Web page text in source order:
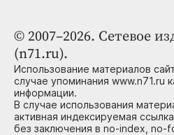
© 2007–2026. Сетевое
(n71.ru).
Использование материалов
случае упоминания www.n71.ru
информации.
В случае использования
активная индексируемая
без заключения в no-index, no-